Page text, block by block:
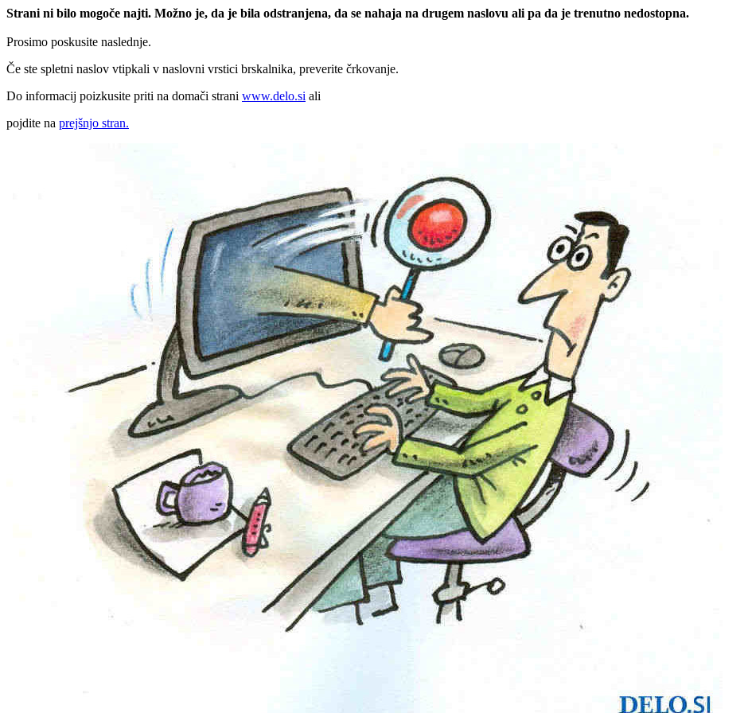
Strani ni bilo mogoče najti. Možno je, da je bila odstranjena, da se nahaja na drugem naslovu ali pa da je trenutno nedostopna.
Prosimo poskusite naslednje.
Če ste spletni naslov vtipkali v naslovni vrstici brskalnika, preverite črkovanje.
Do informacij poizkusite priti na domači strani www.delo.si ali
pojdite na prejšnjo stran.